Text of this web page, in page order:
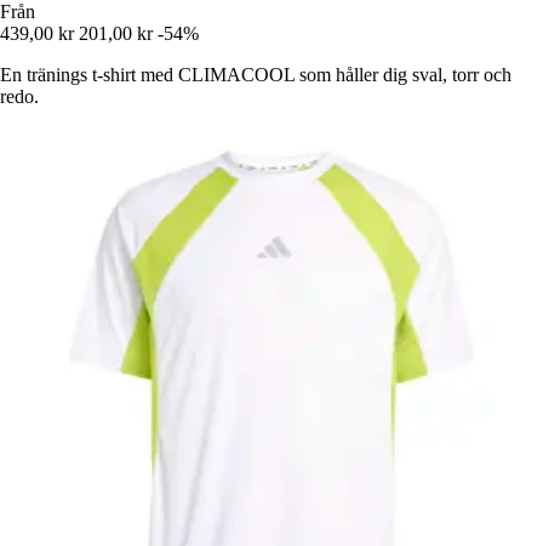
Från
439,00 kr 201,00 kr -54%
En tränings t-shirt med CLIMACOOL som håller dig sval, torr och
redo.